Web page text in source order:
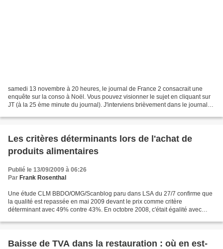
samedi 13 novembre à 20 heures, le journal de France 2 consacrait une
enquête sur la conso à Noël. Vous pouvez visionner le sujet en cliquant sur
JT (à la 25 ème minute du journal). J'interviens brièvement dans le journal
Les critères déterminants lors de l'achat de
produits alimentaires
Publié le 13/09/2009 à 06:26
Par Frank Rosenthal
Une étude CLM BBDO/OMG/Scanblog paru dans LSA du 27/7 confirme que
la qualité est repassée en mai 2009 devant le prix comme critère
déterminant avec 49% contre 43%. En octobre 2008, c'était égalité avec
Baisse de TVA dans la restauration : où en est-